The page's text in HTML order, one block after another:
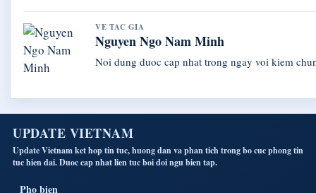
VE TAC GIA
Nguyen Ngo Nam Minh
Noi dung duoc cap nhat trong ngay voi kiem
UPDATE VIETNAM
Update Vietnam ket hop tin tuc, huong dan va phan tich trong bo cuc phong tin
tuc hien dai. Duoc cap nhat lien tuc boi doi ngu bien tap.
Pho bien